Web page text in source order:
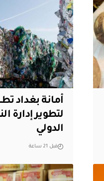
أمانة بغداد
لتطوير إدارة
الدولي
قبل 21 ساعة